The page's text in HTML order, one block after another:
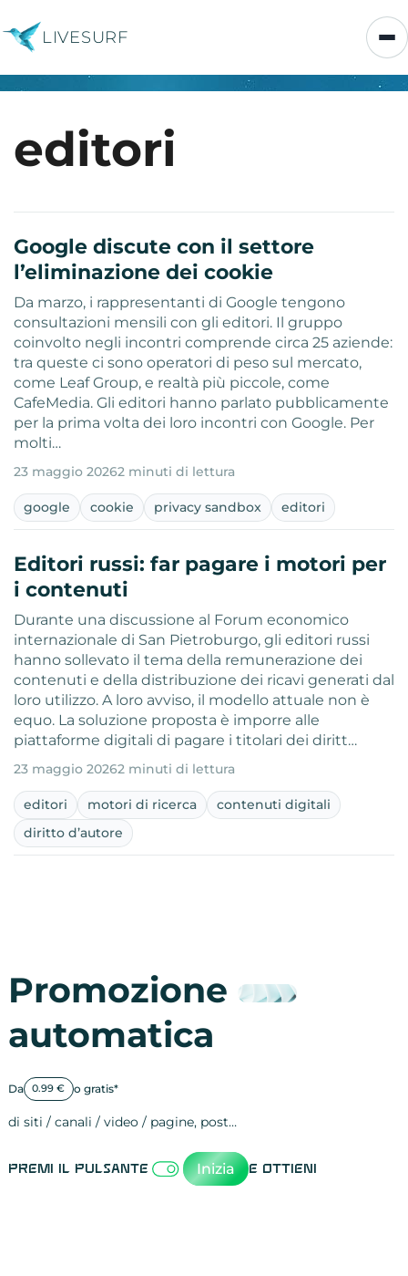
LIVESURF
editori
Google discute con il settore
l’eliminazione dei cookie
Da marzo, i rappresentanti di Google tengono
consultazioni mensili con gli editori. Il gruppo
coinvolto negli incontri comprende circa 25 aziende:
tra queste ci sono operatori di peso sul mercato,
come Leaf Group, e realtà più piccole, come
CafeMedia. Gli editori hanno parlato pubblicamente
per la prima volta dei loro incontri con Google. Per
molti…
23 maggio 20262 minuti di lettura
google cookie privacy sandbox editori
Editori russi: far pagare i motori per
i contenuti
Durante una discussione al Forum economico
internazionale di San Pietroburgo, gli editori russi
hanno sollevato il tema della remunerazione dei
contenuti e della distribuzione dei ricavi generati dal
loro utilizzo. A loro avviso, il modello attuale non è
equo. La soluzione proposta è imporre alle
piattaforme digitali di pagare i titolari dei diritt…
23 maggio 20262 minuti di lettura
editori motori di ricerca
contenuti digitali
diritto d’autore
Promozione
automatica
Da 0.99 € o gratis*
di siti / canali / video / pagine, post…
Premi il pulsante Inizia e ottieni